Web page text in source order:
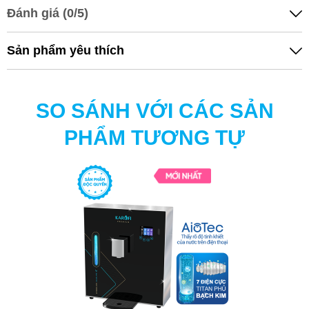
MÁY CHUYỂN ĐỔI HYDRO-ION KIỀM
KAROFI KAE-S16 GẤP 3 HYDRO-ION KIỀM,
KHOÁNG - TƯƠI TRẺ MỖI NGÀY
Với máy chuyển đổi Hydro-ion kiềm Karofi KAE-S16 việc
chăm sóc sức khỏe bằng nguồn nước dồi dào Hydro-ion
Đánh giá (0/5)
Sản phẩm yêu thích
SO SÁNH VỚI CÁC SẢN
PHẨM TƯƠNG TỰ